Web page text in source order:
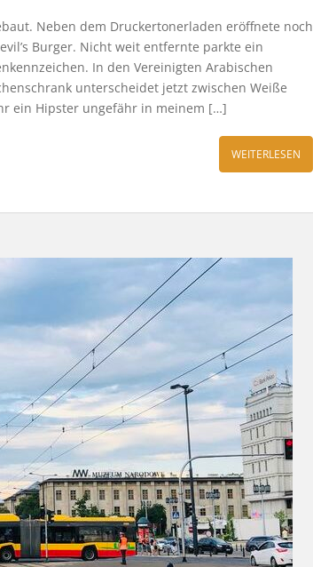
Neben dem Druckertonerladen eröffnete noch
Burger. Nicht weit entfernte parkte ein
In den Vereinigten Arabischen
unterscheidet jetzt zwischen Weiße
ein Hipster ungefähr in meinem […]
WEITERLESEN